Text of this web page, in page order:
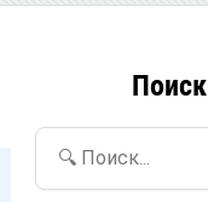
🔍 Поиск...